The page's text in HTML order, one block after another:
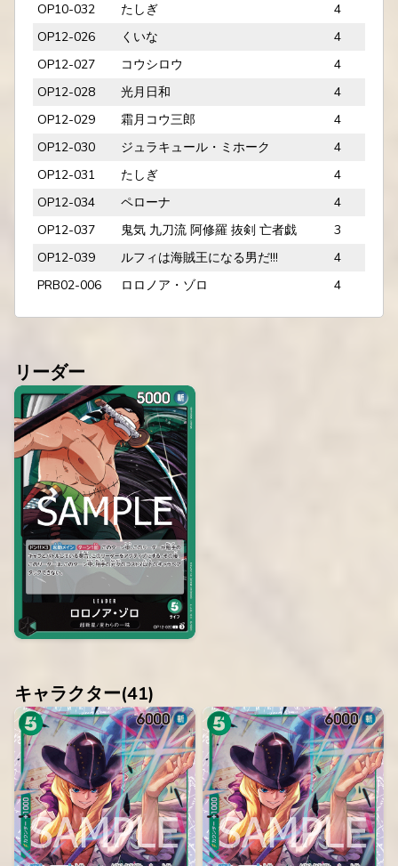
OP10-032
たしぎ
4
OP12-026
くいな
4
OP12-027
コウシロウ
4
OP12-028
光月日和
4
OP12-029
霜月コウ三郎
4
OP12-030
ジュラキュール・ミホーク
4
OP12-031
たしぎ
4
OP12-034
ペローナ
4
OP12-037
鬼気 九刀流 阿修羅 抜剣 亡者戯
3
OP12-039
ルフィは海賊王になる男だ!!!
4
PRB02-006
ロロノア・ゾロ 4
リーダー
キャラクター(41)